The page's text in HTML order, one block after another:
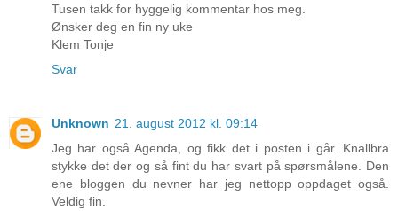
Tusen takk for hyggelig kommentar hos meg.
Ønsker deg en fin ny uke
Klem Tonje
Svar
Unknown 21. august 2012 kl. 09:14
Jeg har også Agenda, og fikk det i posten i går. Knallbra
stykke det der og så fint du har svart på spørsmålene. Den
ene bloggen du nevner har jeg nettopp oppdaget også.
Veldig fin.